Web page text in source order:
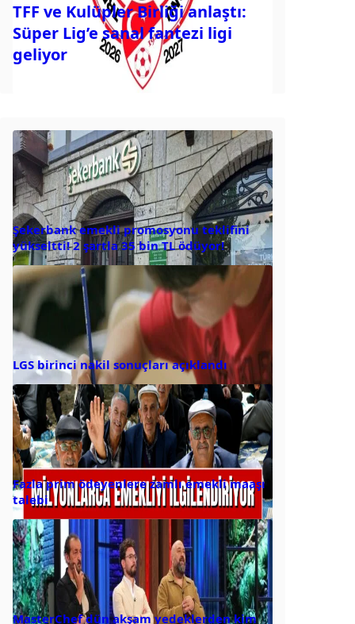
TFF ve Kulüpler Birliği anlaştı:
Süper Lig’e sanal fantezi ligi
geliyor
Şekerbank emekli promosyonu teklifini
yükseltti! 2 şartla 35 bin TL ödüyor!
LGS birinci nakil sonuçları açıklandı
Fazla prim ödeyenlere zamlı emekli maaşı
talebi
MasterChef dün akşam yedeklerden kim